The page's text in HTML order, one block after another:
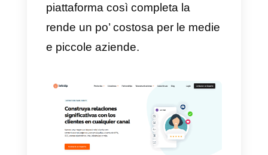
MercadoLibre, Google Drive,
WhatsApp ,
altro. Infatti, è proprio questo il
punto di forza di Sirena ed è per
questo che molte aziende